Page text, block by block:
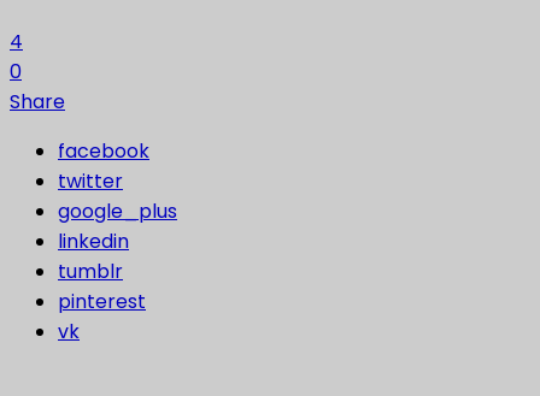
4
0
Share
facebook
twitter
google_plus
linkedin
tumblr
pinterest
vk